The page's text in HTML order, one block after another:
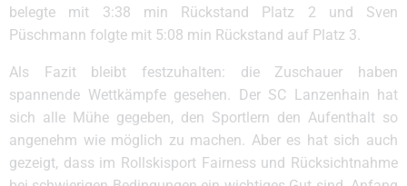
belegte mit 3:38 min Rückstand Platz 2 und Sven
Püschmann folgte mit 5:08 min Rückstand auf Platz 3.
Als Fazit bleibt festzuhalten: die Zuschauer haben
spannende Wettkämpfe gesehen. Der SC Lanzenhain hat
sich alle Mühe gegeben, den Sportlern den Aufenthalt so
angenehm wie möglich zu machen. Aber es hat sich auch
gezeigt, dass im Rollskisport Fairness und Rücksichtnahme